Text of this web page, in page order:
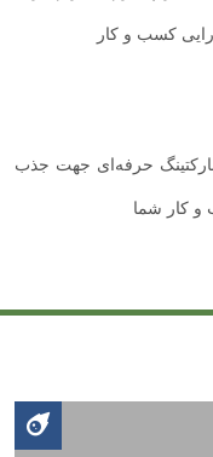
کسب و کار
مارکتینگ حرفه‌ای جهت جذب
کار شما